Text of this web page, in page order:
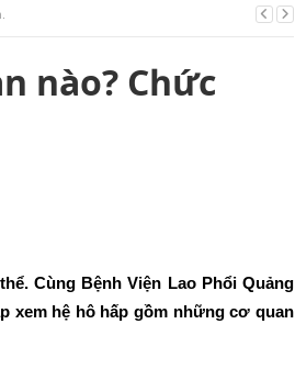
nào? Chức
Cùng Bệnh Viện Lao Phổi Quảng
xem hệ hô hấp gồm những cơ quan